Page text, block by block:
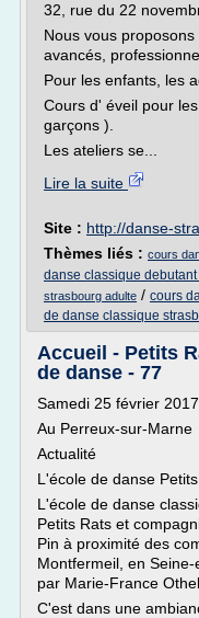
32, rue du 22
Nous vous
avancés,
Pour les enfants, les
Cours d' éveil pour
garçons ).
Les ateliers se...
Lire la suite
Site : http://danse-
Thèmes liés : cours
danse classique
strasbourg adulte / cours
de danse classique
Accueil - Petits
de danse - 77
Samedi 25 février 2017
Au Perreux-sur-Marne
Actualité
L'école de danse
L'école de danse
Petits Rats et
Pin à proximité des
Montfermeil, en
par Marie-France
C'est dans une